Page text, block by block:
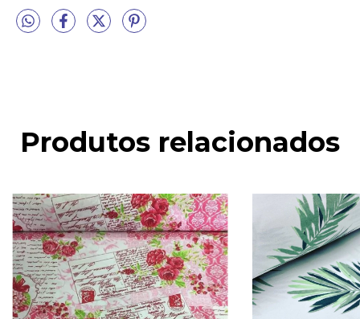
Produtos relacionados